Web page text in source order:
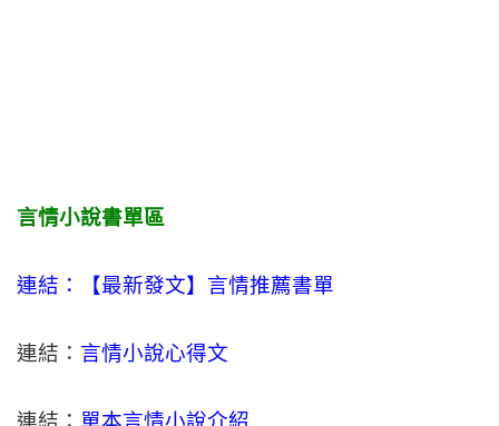
言情小說書單區
連結：【最新發文】 言情推薦書單
連結： 言情小說心得文
單本言情小說介紹